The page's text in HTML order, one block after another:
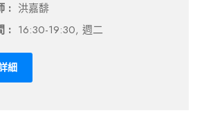
: 洪嘉馡
: 16:30-19:30, 週二
細